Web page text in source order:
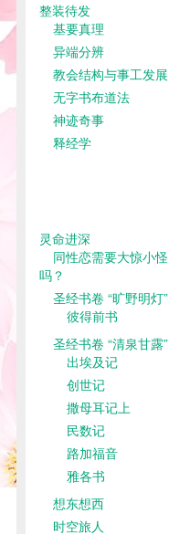
整装待发
基要真理
异端分辨
教会结构与事工发展
无字书布道法
神迹奇事
释经学
灵命进深
同性恋需要大惊小怪
吗？
圣经书卷 “旷野明灯”
彼得前书
圣经书卷 “清泉甘露”
出埃及记
创世记
撒母耳记上
民数记
路加福音
雅各书
想东想西
时空旅人